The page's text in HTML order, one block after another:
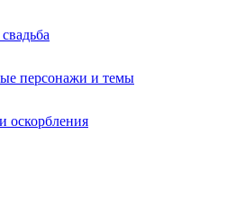
персонажи и темы
оскорбления